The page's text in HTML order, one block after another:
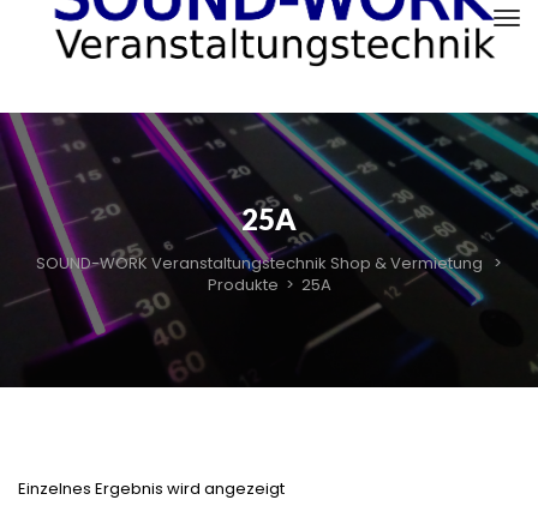
25A
SOUND-WORK Veranstaltungstechnik Shop & Vermietung >
Produkte > 25A
Einzelnes Ergebnis wird angezeigt